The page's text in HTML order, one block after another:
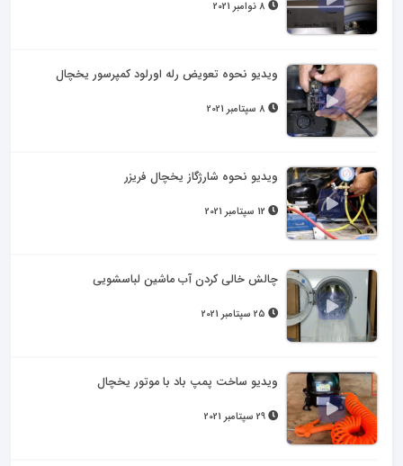
ویدیو نحوه تعویض رله اورلود کمپرسور یخچال
ویدیو نحوه شارژگاز یخچال فریزر
چالش خالی کردن آب ماشین لباسشویی
ویدیو ساخت پمپ باد با موتور یخچال